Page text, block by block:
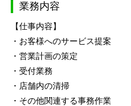
業務内容
【仕事内容】
・お客様へのサービス提案
・営業計画の策定
・受付業務
・店舗内の清掃
・その他関連する事務作業